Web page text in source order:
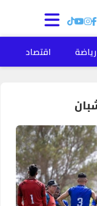
رياضة اقتصاد